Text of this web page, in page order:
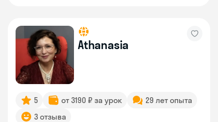
Athanasia
5 от 3190 ₽ за урок
29 лет опыта
3 отзыва